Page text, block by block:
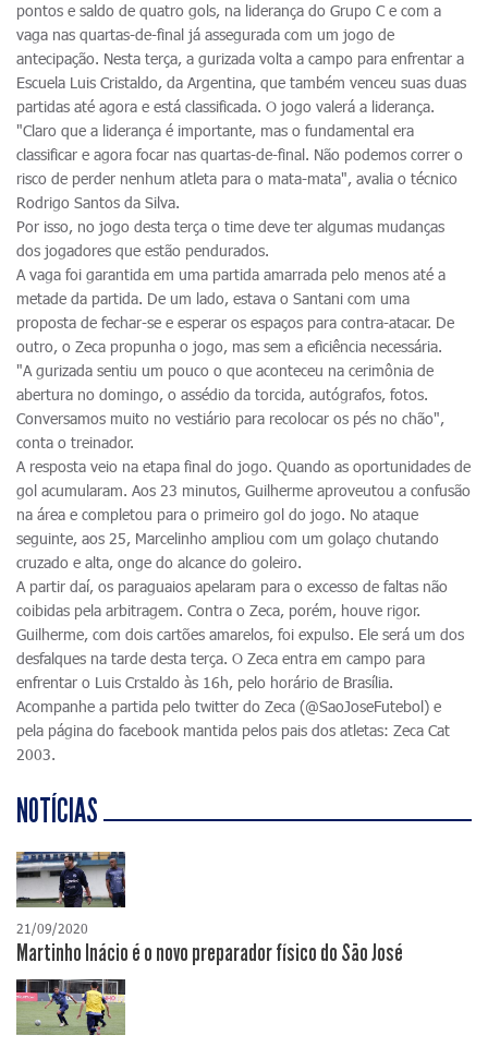
pontos e saldo de quatro gols, na liderança do Grupo C e com a
vaga nas quartas-de-final já assegurada com um jogo de
antecipação. Nesta terça, a gurizada volta a campo para enfrentar a
Escuela Luis Cristaldo, da Argentina, que também venceu suas duas
partidas até agora e está classificada. O jogo valerá a liderança.
"Claro que a liderança é importante, mas o fundamental era
classificar e agora focar nas quartas-de-final. Não podemos correr o
risco de perder nenhum atleta para o mata-mata", avalia o técnico
Rodrigo Santos da Silva.
Por isso, no jogo desta terça o time deve ter algumas mudanças
dos jogadores que estão pendurados.
A vaga foi garantida em uma partida amarrada pelo menos até a
metade da partida. De um lado, estava o Santani com uma
proposta de fechar-se e esperar os espaços para contra-atacar. De
outro, o Zeca propunha o jogo, mas sem a eficiência necessária.
"A gurizada sentiu um pouco o que aconteceu na cerimônia de
abertura no domingo, o assédio da torcida, autógrafos, fotos.
Conversamos muito no vestiário para recolocar os pés no chão",
conta o treinador.
A resposta veio na etapa final do jogo. Quando as oportunidades de
gol acumularam. Aos 23 minutos, Guilherme aproveutou a confusão
na área e completou para o primeiro gol do jogo. No ataque
seguinte, aos 25, Marcelinho ampliou com um golaço chutando
cruzado e alta, onge do alcance do goleiro.
A partir daí, os paraguaios apelaram para o excesso de faltas não
coibidas pela arbitragem. Contra o Zeca, porém, houve rigor.
Guilherme, com dois cartões amarelos, foi expulso. Ele será um dos
desfalques na tarde desta terça. O Zeca entra em campo para
enfrentar o Luis Crstaldo às 16h, pelo horário de Brasília.
Acompanhe a partida pelo twitter do Zeca (@SaoJoseFutebol) e
pela página do facebook mantida pelos pais dos atletas: Zeca Cat
2003.
NOTÍCIAS
21/09/2020
Martinho Inácio é o novo preparador físico do São José